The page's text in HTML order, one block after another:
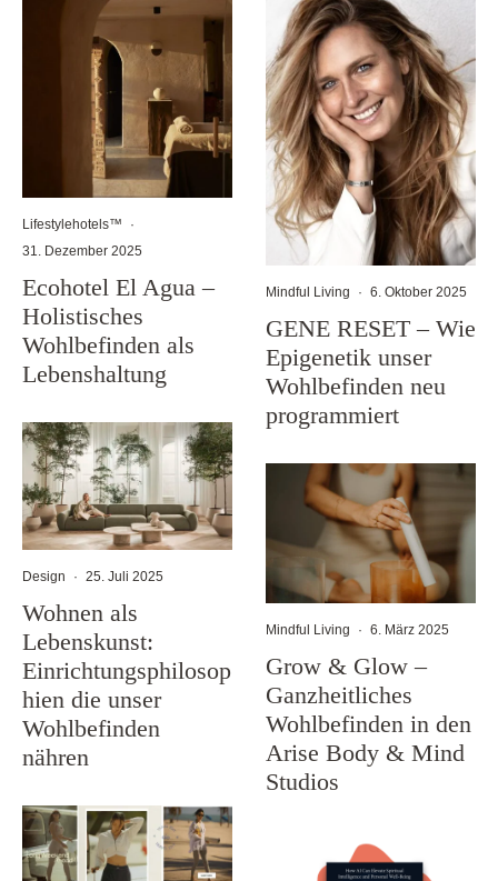
Lifestylehotels™
·
31. Dezember 2025
Ecohotel El Agua –
Holistisches
Wohlbefinden als
Lebenshaltung
Design · 25. Juli 2025
Wohnen als
Lebenskunst:
Einrichtungsphilosop
hien die unser
Wohlbefinden
nähren
Mindful Living · 6. Oktober 2025
GENE RESET – Wie
Epigenetik unser
Wohlbefinden neu
programmiert
Mindful Living · 6. März 2025
Grow & Glow –
Ganzheitliches
Wohlbefinden in den
Arise Body & Mind
Studios